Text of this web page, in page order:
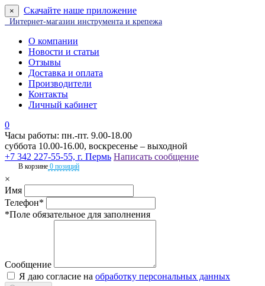
× Скачайте наше приложение
Интернет-магазин инструмента и крепежа
О компании
Новости и статьи
Отзывы
Доставка и оплата
Производители
Контакты
Личный кабинет
0
Часы работы: пн.-пт. 9.00-18.00
суббота 10.00-16.00, воскресенье – выходной
+7 342 227-55-55, г. Пермь Написать сообщение
В корзине 0 позиций
×
Имя
Телефон*
*Поле обязательное для заполнения
Сообщение
Я даю согласие на обработку персональных данных